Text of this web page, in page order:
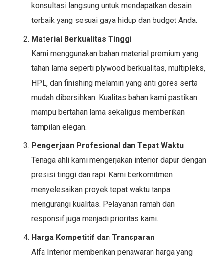
konsultasi langsung untuk mendapatkan desain
terbaik yang sesuai gaya hidup dan budget Anda.
Material Berkualitas Tinggi
Kami menggunakan bahan material premium yang
tahan lama seperti plywood berkualitas, multipleks,
HPL, dan finishing melamin yang anti gores serta
mudah dibersihkan. Kualitas bahan kami pastikan
mampu bertahan lama sekaligus memberikan
tampilan elegan.
Pengerjaan Profesional dan Tepat Waktu
Tenaga ahli kami mengerjakan interior dapur dengan
presisi tinggi dan rapi. Kami berkomitmen
menyelesaikan proyek tepat waktu tanpa
mengurangi kualitas. Pelayanan ramah dan
responsif juga menjadi prioritas kami.
Harga Kompetitif dan Transparan
Alfa Interior memberikan penawaran harga yang